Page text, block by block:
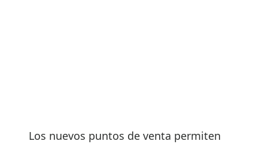
Los nuevos puntos de venta permiten